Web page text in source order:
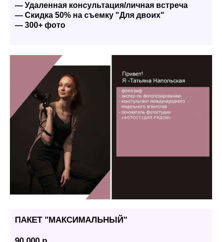
— Удаленная консультация/личная встреча
— Скидка 50% на съемку "Для двоих"
— 300+ фото
ПАКЕТ "МАКСИМАЛЬНЫЙ"